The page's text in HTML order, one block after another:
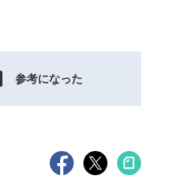
参考になった